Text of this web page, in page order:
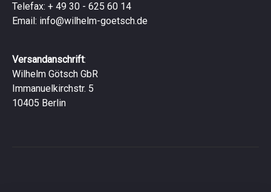
Telefax: + 49 30 - 625 60 14
Email: info@wilhelm-goetsch.de
Versandanschrift:
Wilhelm Götsch GbR
Immanuelkirchstr. 5
10405 Berlin